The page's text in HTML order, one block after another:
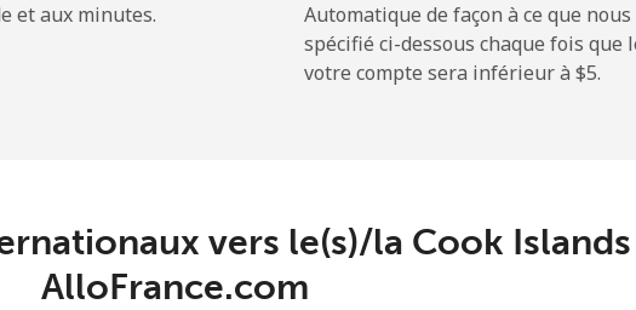
17 min pour ⁦$5⁩ -
12 min pour ⁦$5⁩
4 min pour ⁦$5⁩
et aux minutes.
Automatique de façon à ce que
spécifié ci-dessous chaque fois que
votre compte sera inférieur à ⁦$5⁩.
vers le(s)/la Cook
AlloFrance.com